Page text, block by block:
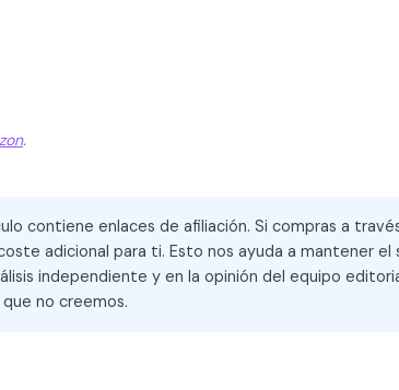
.
contiene enlaces de afiliación. Si compras a
adicional para ti. Esto nos ayuda a mantener el
independiente y en la opinión del equipo
no creemos.